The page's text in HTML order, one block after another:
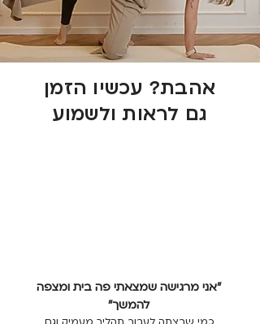
אהבת? עכשיו הזמן
גם לראות ולשמוע
"אני מרגישה שמצאתי פה בית ומצפה
להמשך"